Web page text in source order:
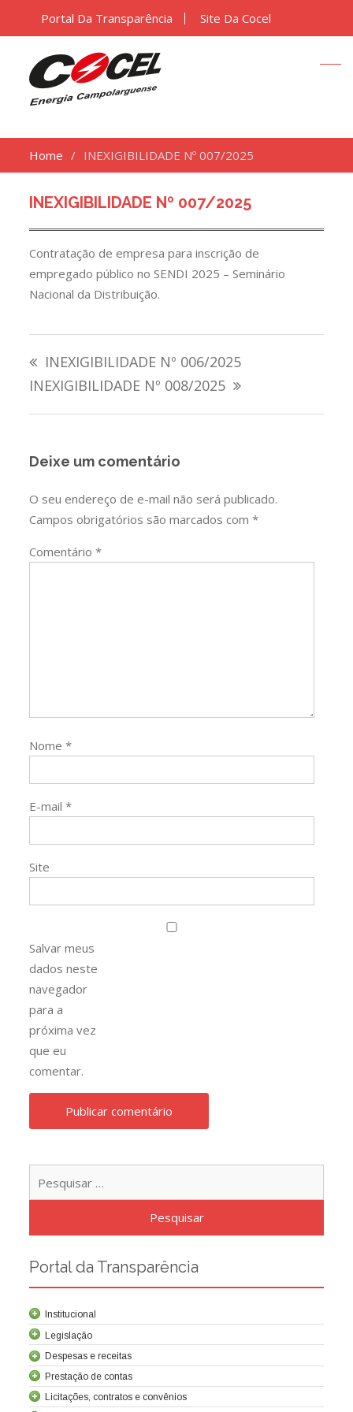
Portal Da Transparência Site Da Cocel
Home INEXIGIBILIDADE Nº 007/2025
INEXIGIBILIDADE Nº 007/2025
Contratação de empresa para inscrição de
empregado público no SENDI 2025 – Seminário
Nacional da Distribuição.
INEXIGIBILIDADE Nº 006/2025
INEXIGIBILIDADE Nº 008/2025
Deixe um comentário
O seu endereço de e-mail não será publicado.
Campos obrigatórios são marcados com*
Comentário*
Nome*
E-mail*
Site
Salvar meus
dados neste
navegador
para a
próxima vez
que eu
comentar.
Portal da Transparência
Institucional
Legislação
Despesas e receitas
Prestação de contas
Licitações, contratos e convênios